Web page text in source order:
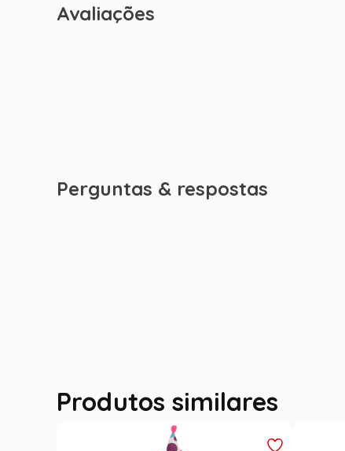
Avaliações
Perguntas & respostas
Produtos similares